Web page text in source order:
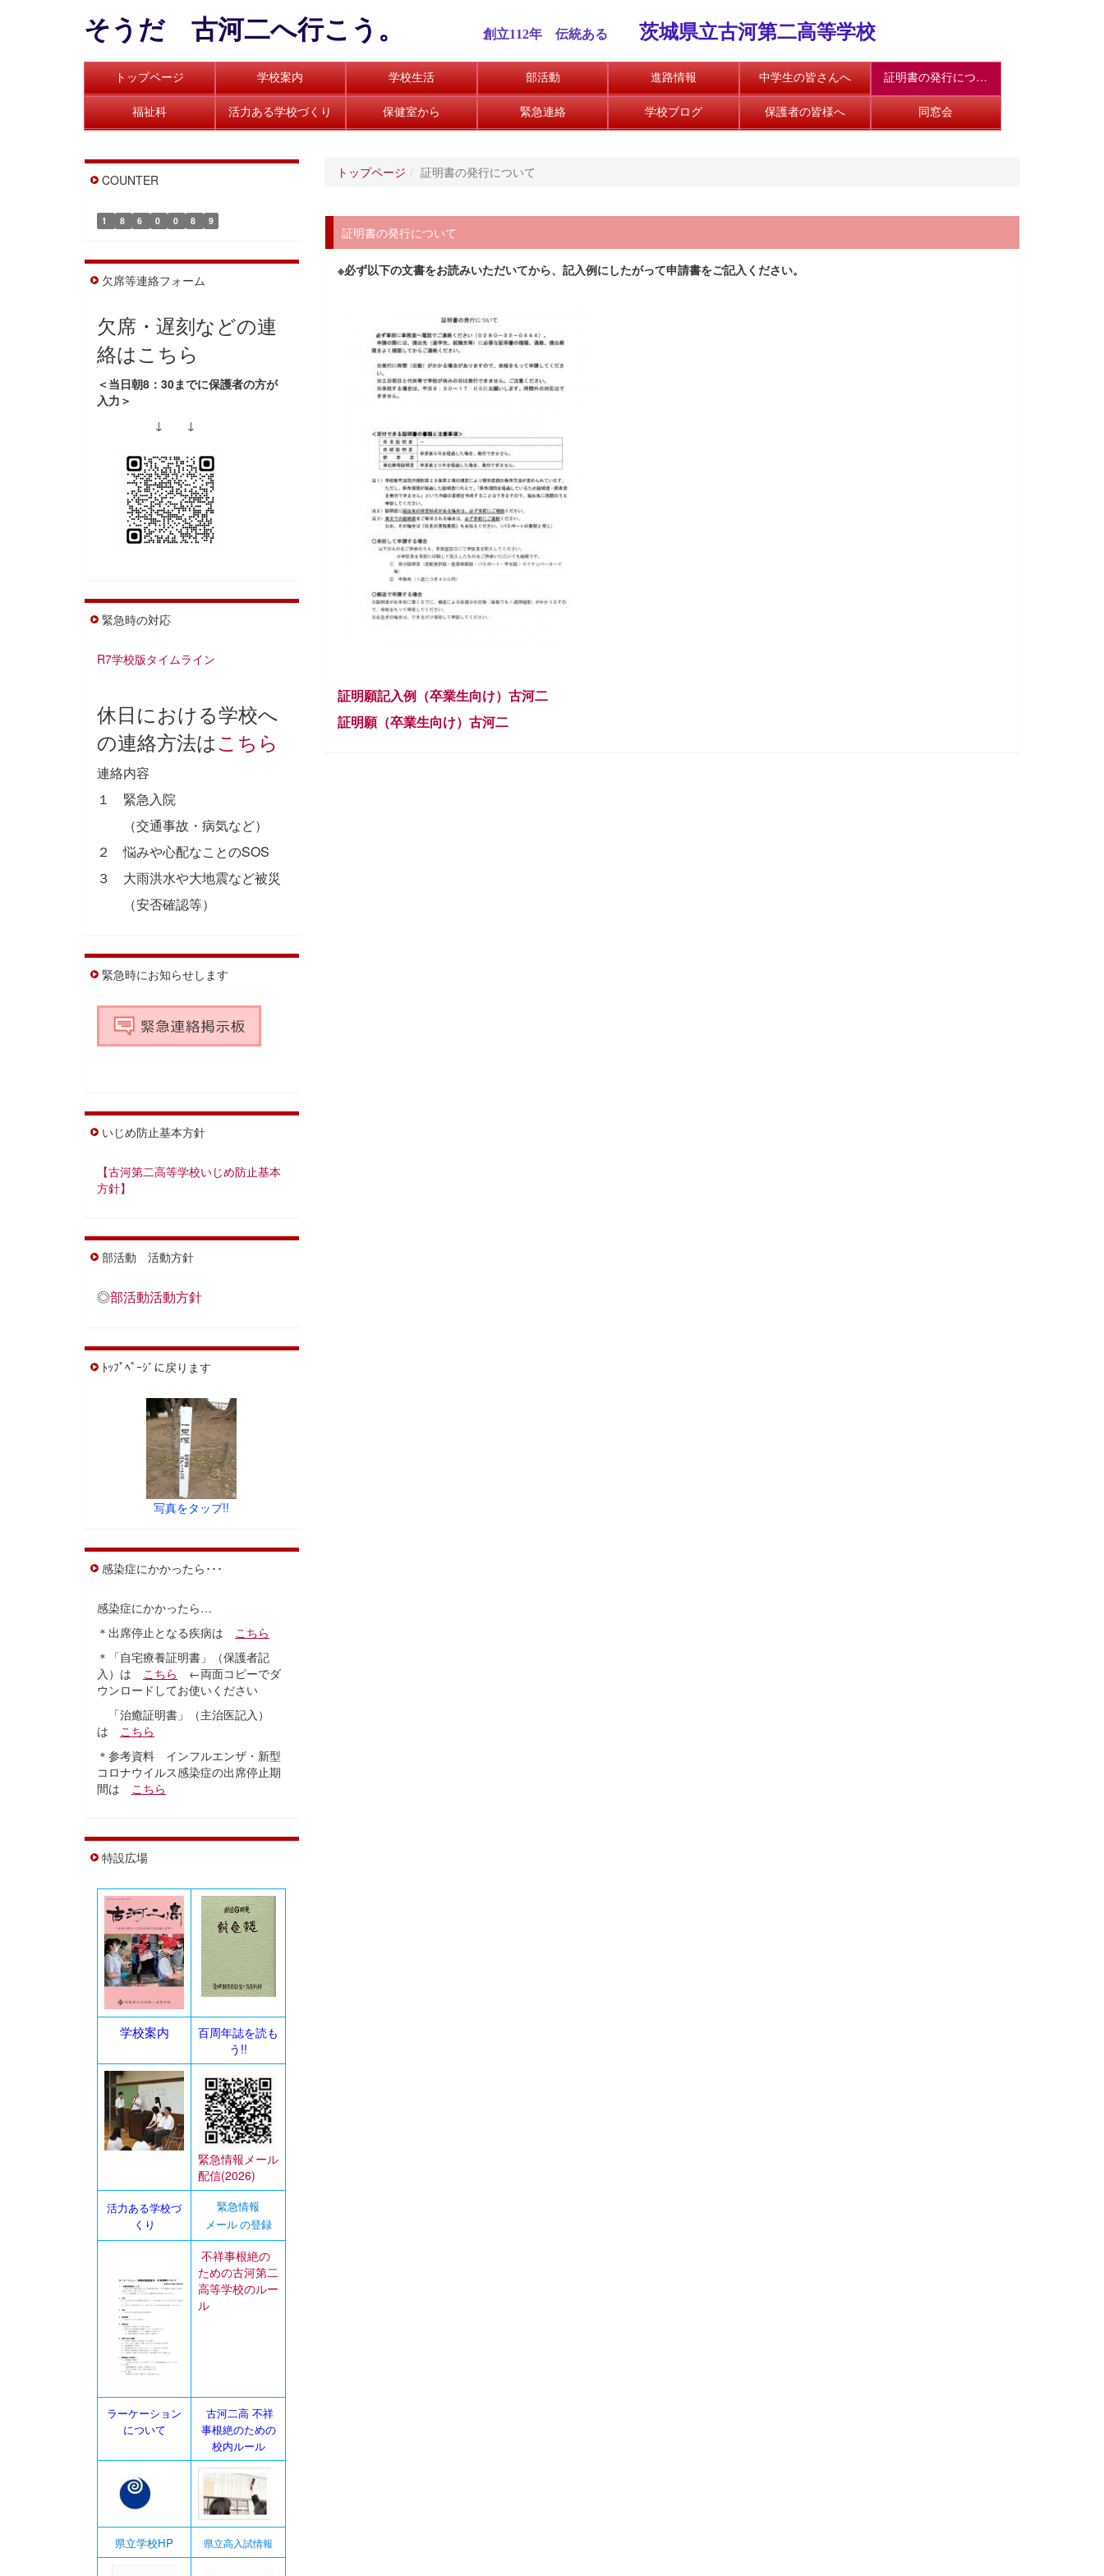
そうだ 古河二へ行こう。 創立112年 伝統ある 茨城県立古河第二高等学校
トップページ 学校案内 学校生活 部活動 進路情報 中学生の皆さんへ 証明書の発行について
福祉科 活力ある学校づくり 保健室から 緊急連絡 学校ブログ 保護者の皆様へ 同窓会
トップページ 証明書の発行について
証明書の発行について
※必ず以下の文書をお読みいただいてから、記入例にしたがって申請書をご記入ください。
証明願記入例（卒業生向け）古河二
証明願（卒業生向け）古河二
COUNTER
1 8 6 0 0 8 9
欠席等連絡フォーム
欠席・遅刻などの連
絡はこちら
＜当日朝8：30までに保護者の方が
入力＞
↓ ↓
緊急時の対応
R7学校版タイムライン
休日における学校へ
の連絡方法はこちら
連絡内容
１ 緊急入院
（交通事故・病気など）
２ 悩みや心配なことのSOS
３ 大雨洪水や大地震など被災
（安否確認等）
緊急時にお知らせします
いじめ防止基本方針
【古河第二高等学校いじめ防止基本
方針】
部活動 活動方針
◎部活動活動方針
ﾄｯﾌﾟﾍﾟｰｼﾞに戻ります
写真をタップ!!
感染症にかかったら･･･
感染症にかかったら…
＊出席停止となる疾病は こちら
＊「自宅療養証明書」（保護者記
入）は こちら ←両面コピーでダ
ウンロードしてお使いください
「治癒証明書」（主治医記入）
は こちら
＊参考資料 インフルエンザ・新型
コロナウイルス感染症の出席停止期
間は こちら
特設広場
学校案内
百周年誌を読も
う!!
緊急情報メール
配信(2026)
活力ある学校づ
くり
緊急情報
メール の登録
不祥事根絶の
ための古河第二
高等学校のルー
ル
ラーケーション
について
古河二高 不祥
事根絶のための
校内ルール
県立学校HP 県立高入試情報